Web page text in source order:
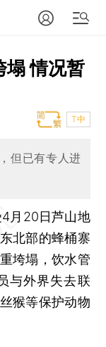
塌 情况暂
T中
但已有专人进
4月20日芦山地
北部的蜂桶寨
垮塌，饮水管
与外界失去联
猴等保护动物